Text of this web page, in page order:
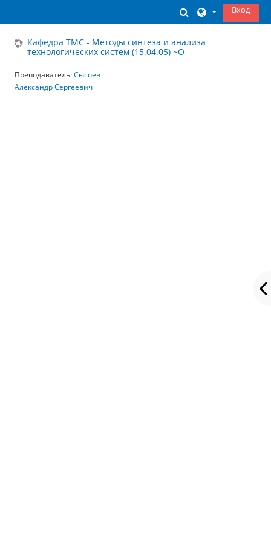
ИзменитьВход
Кафедра ТМС - Методы синтеза и анализа
технологических систем (15.04.05) ~О
Преподаватель:Сысоев
Александр Сергеевич